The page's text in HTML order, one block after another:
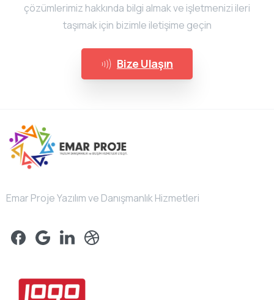
çözümlerimiz hakkında bilgi almak ve işletmenizi ileri
taşımak için bizimle iletişime geçin
Bize Ulaşın
Emar Proje Yazılım ve Danışmanlık Hizmetleri